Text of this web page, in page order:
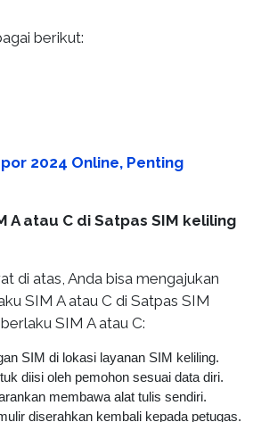
berikut:
2024 Online, Penting
A atau C di Satpas SIM keliling
di atas, Anda bisa mengajukan
SIM A atau C di Satpas SIM
SIM A atau C:
SIM di lokasi layanan SIM keliling.
diisi oleh pemohon sesuai data diri.
membawa alat tulis sendiri.
diserahkan kembali kepada petugas.